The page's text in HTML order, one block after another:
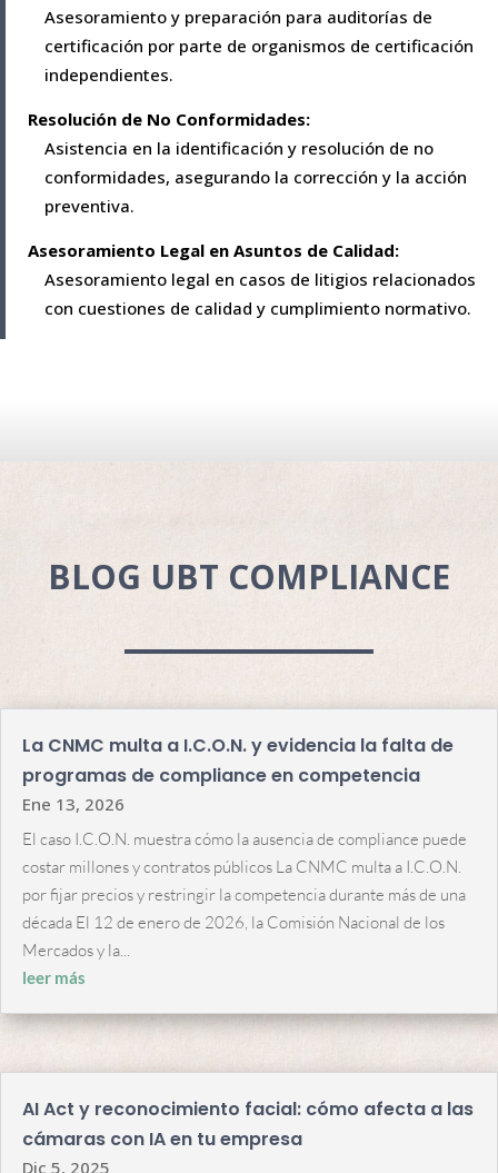
Asesoramiento y preparación para auditorías de
certificación por parte de organismos de certificación
independientes.
Resolución de No Conformidades:
Asistencia en la identificación y resolución de no
conformidades, asegurando la corrección y la acción
preventiva.
Asesoramiento Legal en Asuntos de Calidad:
Asesoramiento legal en casos de litigios relacionados
con cuestiones de calidad y cumplimiento normativo.
BLOG UBT COMPLIANCE
La CNMC multa a I.C.O.N. y evidencia la falta de
programas de compliance en competencia
Ene 13, 2026
El caso I.C.O.N. muestra cómo la ausencia de compliance puede
costar millones y contratos públicos La CNMC multa a I.C.O.N.
por fijar precios y restringir la competencia durante más de una
década El 12 de enero de 2026, la Comisión Nacional de los
Mercados y la...
leer más
AI Act y reconocimiento facial: cómo afecta a las
cámaras con IA en tu empresa
Dic 5, 2025